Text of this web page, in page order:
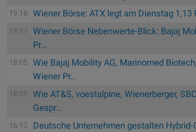
19:18 Wiener Börse: ATX legt am Dienstag 1,13
19:17
Wiener Börse Nebenwerte-Blick: Bajaj
Pr...
18:05
Wie Bajaj Mobility AG, Marinomed
Wiener Pr...
18:05
Wie AT&S, voestalpine, Wienerberger,
Gespr...
16:12
Deutsche Unternehmen gestalten Hybrid-